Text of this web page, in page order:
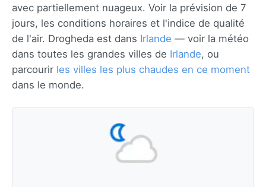
avec partiellement nuageux. Voir la prévision de 7
jours, les conditions horaires et l'indice de qualité
de l'air. Drogheda est dans Irlande — voir la météo
dans toutes les grandes villes de Irlande, ou
parcourir les villes les plus chaudes en ce moment
dans le monde.